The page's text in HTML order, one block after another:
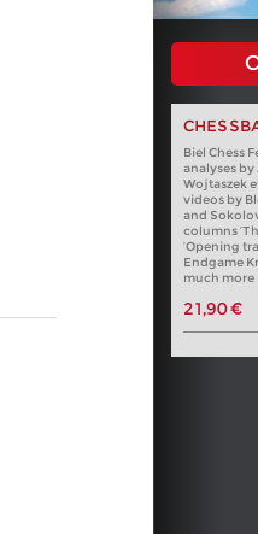
Biel Chess
analyses
Wojtaszek
videos by
and
columns
‘Opening
Endgame
much more
21,90 €